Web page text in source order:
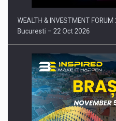
WEALTH & INVESTMENT
Bucuresti – 22 Oct 2026